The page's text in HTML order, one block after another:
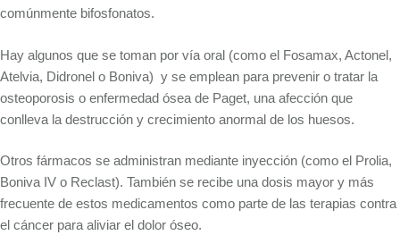
comúnmente bifosfonatos.
Hay algunos que se toman por vía oral (como el Fosamax, Actonel,
Atelvia, Didronel o Boniva) y se emplean para prevenir o tratar la
osteoporosis o enfermedad ósea de Paget, una afección que
conlleva la destrucción y crecimiento anormal de los huesos.
Otros fármacos se administran mediante inyección (como el Prolia,
Boniva IV o Reclast). También se recibe una dosis mayor y más
frecuente de estos medicamentos como parte de las terapias contra
el cáncer para aliviar el dolor óseo.